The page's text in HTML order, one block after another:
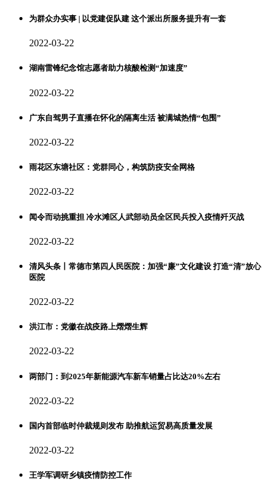
为群众办实事 | 以党建促队建 这个派出所服务提升有一套
2022-03-22
湖南雷锋纪念馆志愿者助力核酸检测“加速度”
2022-03-22
广东自驾男子直播在怀化的隔离生活 被满城热情“包围”
2022-03-22
雨花区东塘社区：党群同心，构筑防疫安全网格
2022-03-22
闻令而动挑重担 冷水滩区人武部动员全区民兵投入疫情歼灭战
2022-03-22
清风头条丨常德市第四人民医院：加强“廉”文化建设 打造“清”放心
医院
2022-03-22
洪江市：党徽在战疫路上熠熠生辉
2022-03-22
两部门：到2025年新能源汽车新车销量占比达20%左右
2022-03-22
国内首部临时仲裁规则发布 助推航运贸易高质量发展
2022-03-22
王学军调研乡镇疫情防控工作